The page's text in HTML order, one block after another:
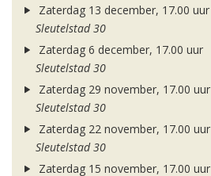
Zaterdag 13 december, 17.00 uur
Sleutelstad 30
Zaterdag 6 december, 17.00 uur
Sleutelstad 30
Zaterdag 29 november, 17.00 uur
Sleutelstad 30
Zaterdag 22 november, 17.00 uur
Sleutelstad 30
Zaterdag 15 november, 17.00 uur